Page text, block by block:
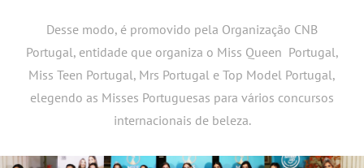
Desse modo, é promovido pela Organização CNB
Portugal, entidade que organiza o Miss Queen Portugal,
Miss Teen Portugal, Mrs Portugal e Top Model Portugal,
elegendo as Misses Portuguesas para vários concursos
internacionais de beleza.